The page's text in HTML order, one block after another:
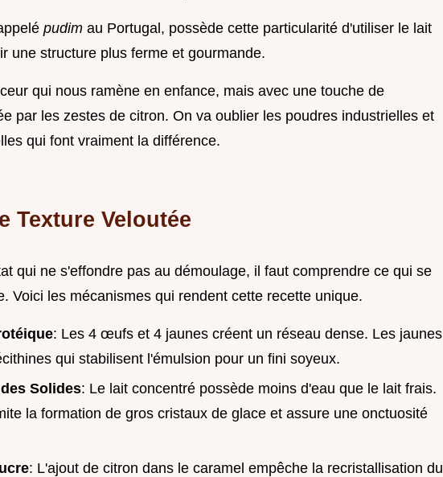
pudim au Portugal, possède cette particularité d'utiliser le lait
une structure plus ferme et gourmande.
qui nous ramène en enfance, mais avec une touche de
par les zestes de citron. On va oublier les poudres industrielles et
qui font vraiment la différence.
Texture Veloutée
qui ne s'effondre pas au démoulage, il faut comprendre ce qui se
Voici les mécanismes qui rendent cette recette unique.
: Les 4 œufs et 4 jaunes créent un réseau dense. Les jaunes
qui stabilisent l'émulsion pour un fini soyeux.
Solides: Le lait concentré possède moins d'eau que le lait frais.
la formation de gros cristaux de glace et assure une onctuosité
: L'ajout de citron dans le caramel empêche la recristallisation du